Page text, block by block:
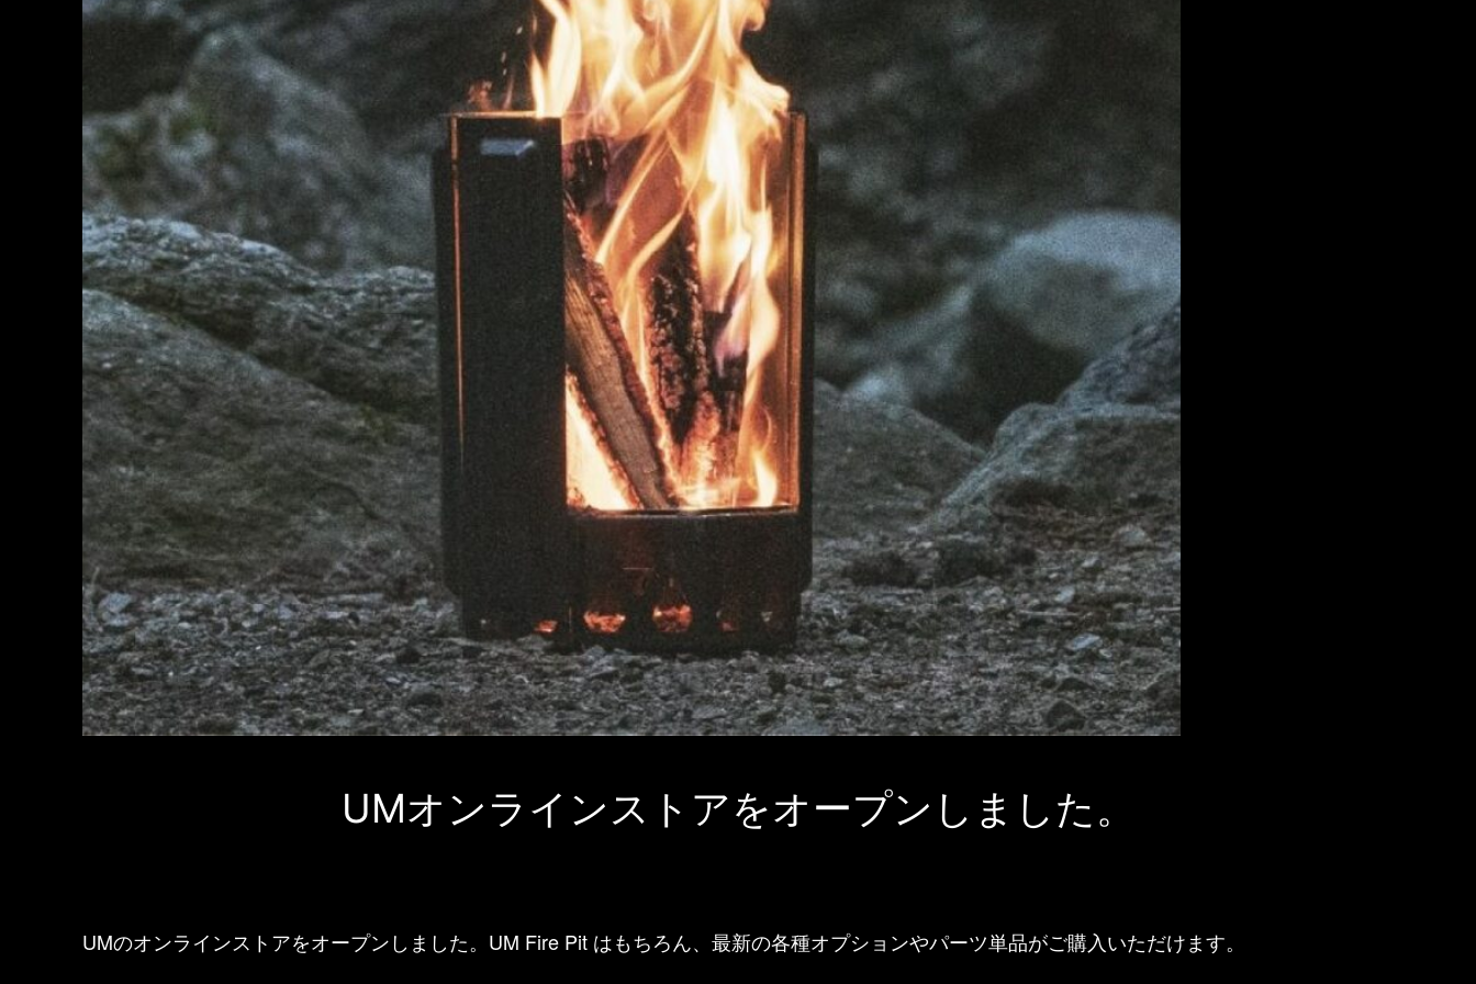
UMオンラインストアをオープンしました。
UMのオンラインストアをオープンしました。UM Fire Pit はもちろん、最新の各種オプションやパーツ単品がご購入いただけます。